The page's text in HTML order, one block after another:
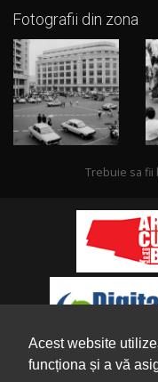
Acest website
funcționa și a vă
Fotografii din zona
Trebuie sa fii